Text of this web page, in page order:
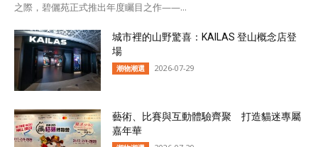
之際，碧儷苑正式推出年度矚目之作——...
城市裡的山野驚喜：KAILAS 登山概念店登
場
潮物潮選 2026-07-29
藝術、比賽與互動體驗齊聚 打造貓迷專屬
嘉年華